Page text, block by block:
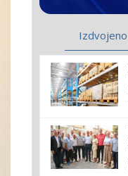
Izdvojeno